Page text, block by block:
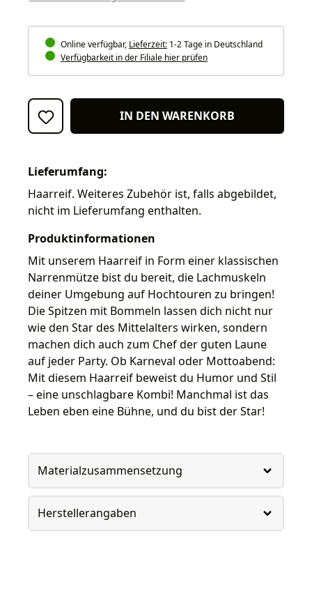
Online verfügbar, Lieferzeit: 1-2 Tage in Deutschland
Verfügbarkeit in der Filiale hier prüfen
IN DEN WARENKORB
Lieferumfang:
Haarreif. Weiteres Zubehör ist, falls abgebildet,
nicht im Lieferumfang enthalten.
Produktinformationen
Mit unserem Haarreif in Form einer klassischen
Narrenmütze bist du bereit, die Lachmuskeln
deiner Umgebung auf Hochtouren zu bringen!
Die Spitzen mit Bommeln lassen dich nicht nur
wie den Star des Mittelalters wirken, sondern
machen dich auch zum Chef der guten Laune
auf jeder Party. Ob Karneval oder Mottoabend:
Mit diesem Haarreif beweist du Humor und Stil
– eine unschlagbare Kombi! Manchmal ist das
Leben eben eine Bühne, und du bist der Star!
Materialzusammensetzung
Herstellerangaben